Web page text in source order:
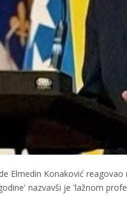
Elmedin Konaković
nazvavši je 'lažnom